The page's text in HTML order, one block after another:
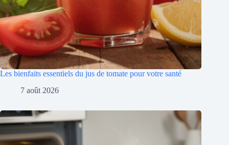
Les bienfaits essentiels du jus de tomate pour votre santé
7 août 2026